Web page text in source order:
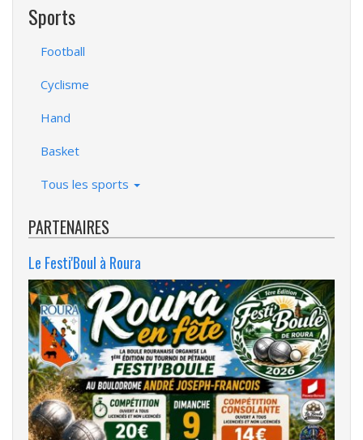
Sports
Football
Cyclisme
Hand
Basket
Tous les sports
PARTENAIRES
Le Festi'Boul à Roura